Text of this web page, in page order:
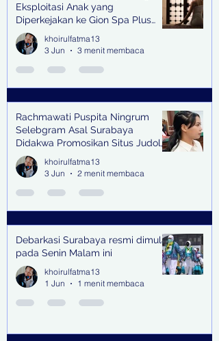
Eksploitasi Anak yang
Diperkejakan ke Gion Spa Plus
and Pub Surabaya,
khoirulfatma13
3 Jun
3 menit membaca
Rachmawati Puspita Ningrum
Selebgram Asal Surabaya
Didakwa Promosikan Situs Judol,
Raup Rp2 Juta dari Tiga Kali
Endorse
khoirulfatma13
3 Jun
2 menit membaca
Debarkasi Surabaya resmi dimulai
pada Senin Malam ini
khoirulfatma13
1 Jun
1 menit membaca